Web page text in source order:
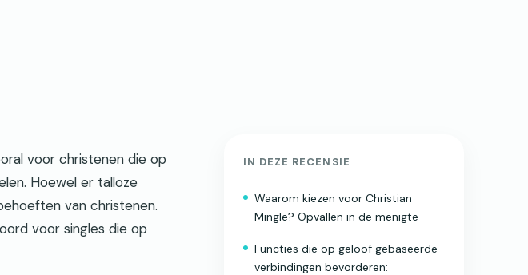
voor christenen die op
Hoewel er talloze
van christenen.
voor singles die op
IN DEZE RECENSIE
Waarom kiezen voor Christian
Mingle? Opvallen in de menigte
Functies die op geloof gebaseerde
verbindingen bevorderen: